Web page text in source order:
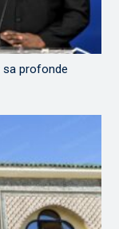
sa profonde